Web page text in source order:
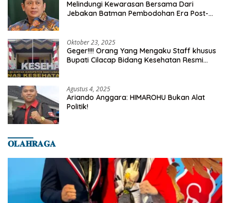
Melindungi Kewarasan Bersama Dari
Jebakan Batman Pembodohan Era Post-
Oktober 23, 2025
Geger!!!! Orang Yang Mengaku Staff khusus
Bupati Cilacap Bidang Kesehatan Resmi
Agustus 4, 2025
Ariando Anggara: HIMAROHU Bukan Alat
Politik!
𝐎𝐋𝐀𝐇𝐑𝐀𝐆𝐀